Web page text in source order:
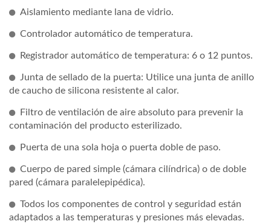
Aislamiento mediante lana de vidrio.
Controlador automático de temperatura.
Registrador automático de temperatura: 6 o 12 puntos.
Junta de sellado de la puerta: Utilice una junta de anillo
de caucho de silicona resistente al calor.
Filtro de ventilación de aire absoluto para prevenir la
contaminación del producto esterilizado.
Puerta de una sola hoja o puerta doble de paso.
Cuerpo de pared simple (cámara cilíndrica) o de doble
pared (cámara paralelepipédica).
Todos los componentes de control y seguridad están
adaptados a las temperaturas y presiones más elevadas.